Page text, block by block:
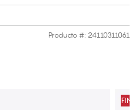
Producto #: 24110311061